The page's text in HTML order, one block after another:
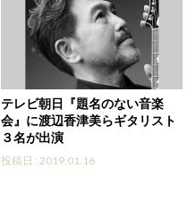
テレビ朝日『題名のない音楽
会』に渡辺香津美らギタリスト
３名が出演
投稿日 : 2019.01.16